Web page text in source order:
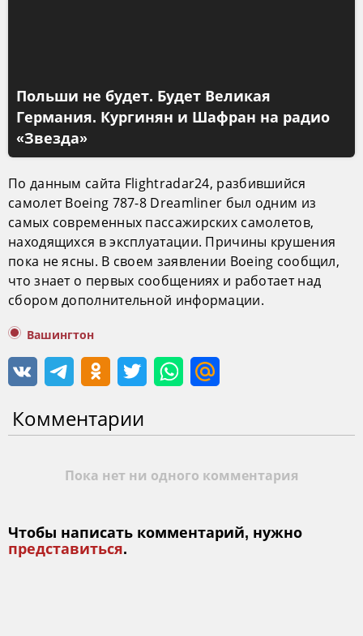
Польши не будет. Будет Великая
Германия. Кургинян и Шафран на радио
«Звезда»
По данным сайта Flightradar24, разбившийся
самолет Boeing 787-8 Dreamliner был одним из
самых современных пассажирских самолетов,
находящихся в эксплуатации. Причины крушения
пока не ясны. В своем заявлении Boeing сообщил,
что знает о первых сообщениях и работает над
сбором дополнительной информации.
Вашингтон
Комментарии
Пока нет ни одного комментария
Чтобы написать комментарий, нужно
представиться.